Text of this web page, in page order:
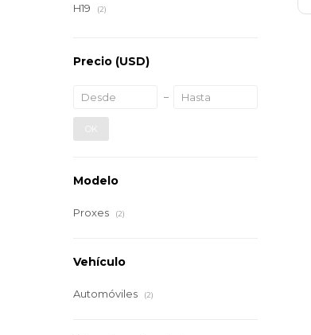
H19 (2)
Precio (USD)
OK
Modelo
Proxes (2)
Vehículo
Automóviles (2)